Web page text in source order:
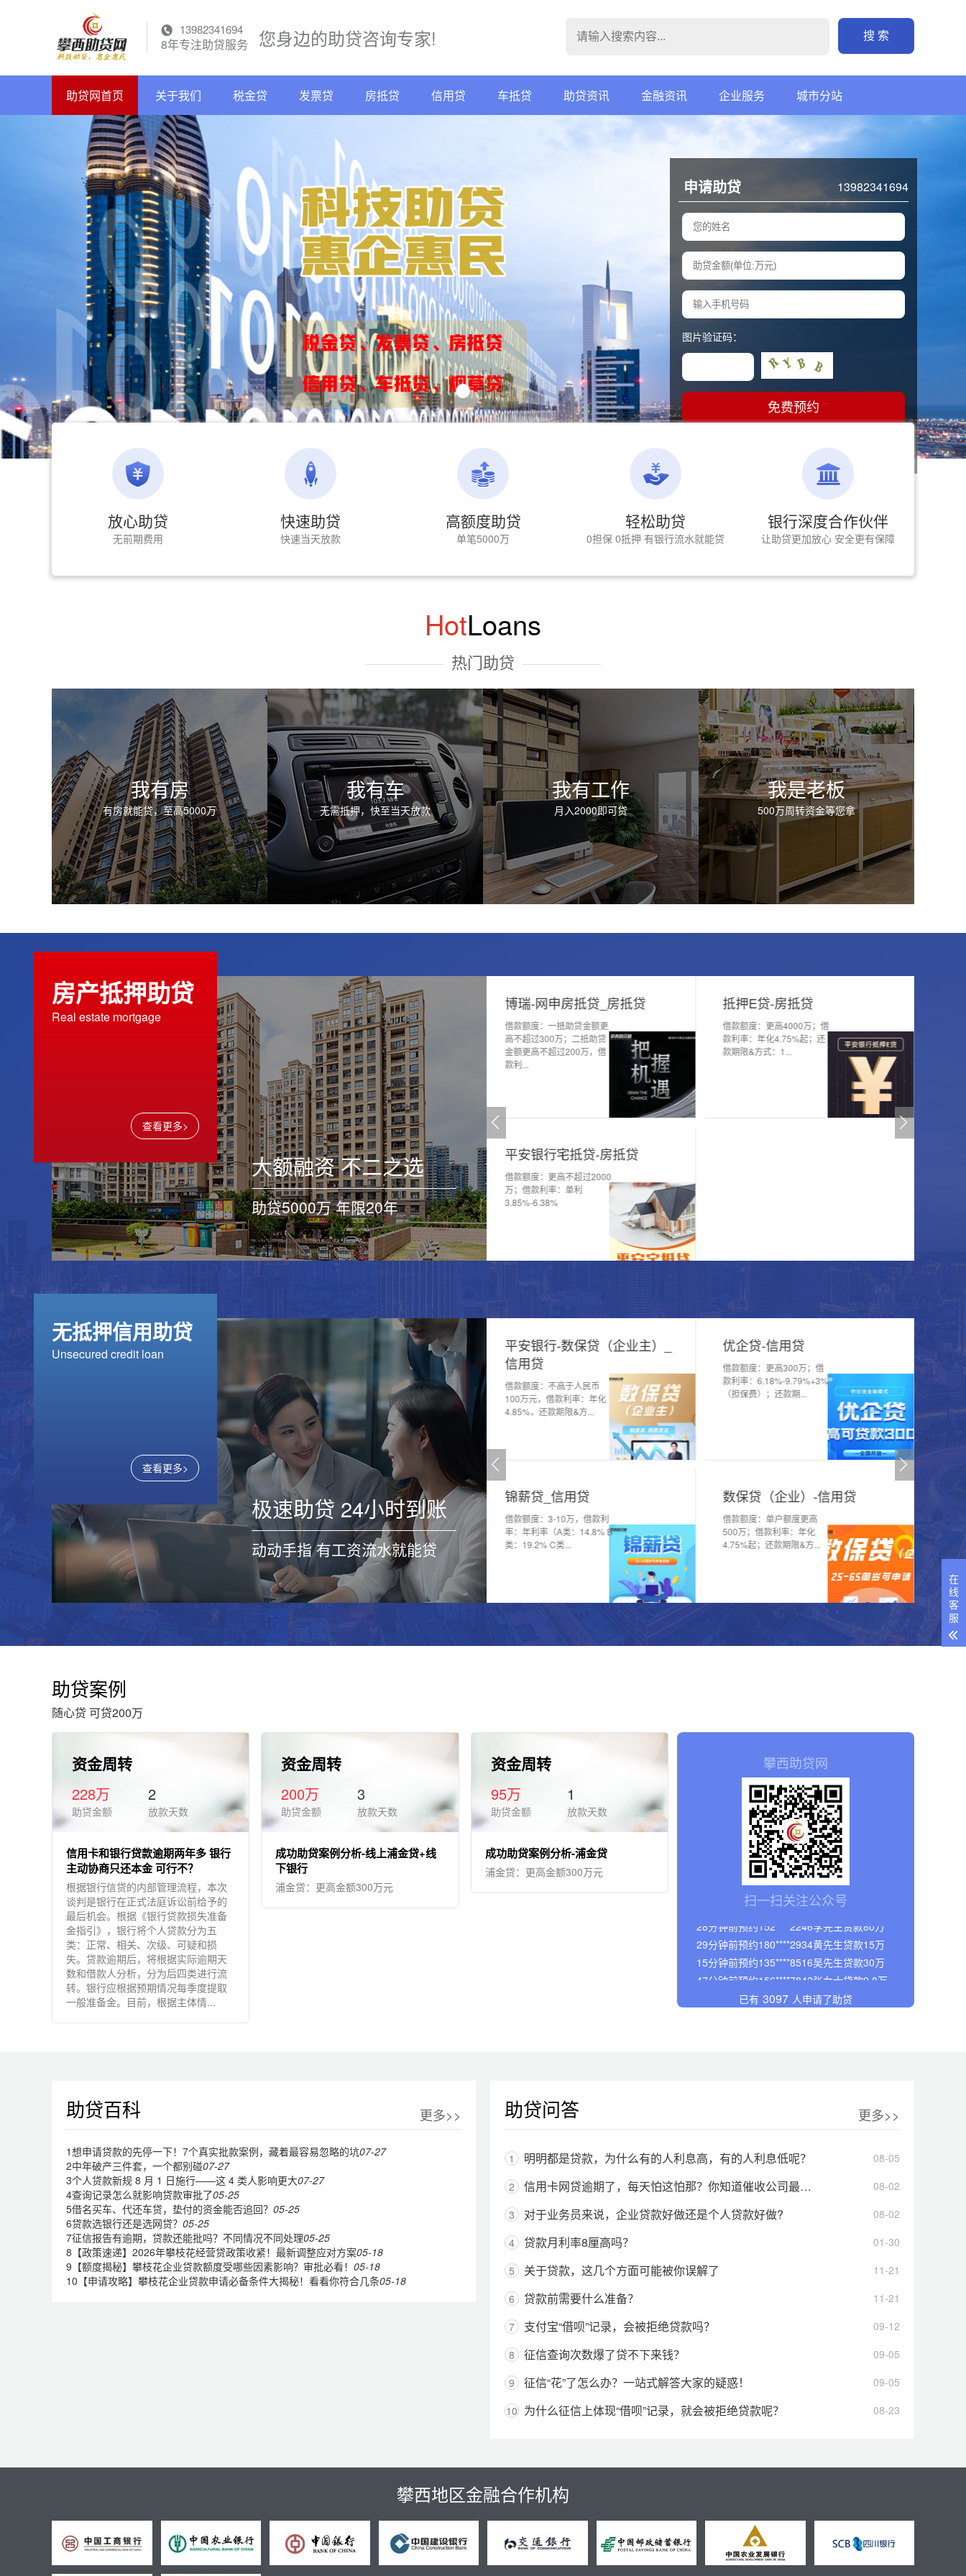
13982341694
8年专注助贷服务 您身边的助贷咨询专家! 搜 索
助贷网首页 关于我们 税金贷 发票贷 房抵贷 信用贷 车抵贷 助贷资讯 金融资讯 企业服务 城市分站
申请助贷 13982341694
图片验证码：
免费预约
放心助贷
无前期费用
快速助贷
快速当天放款
高额度助贷
单笔5000万
轻松助贷
0担保 0抵押 有银行流水就能贷
银行深度合作伙伴
让助贷更加放心 安全更有保障
HotLoans
热门助贷
我有房
有房就能贷，至高5000万
我有车
无需抵押，快至当天放款
我有工作
月入2000即可贷
我是老板
500万周转资金等您拿
房产抵押助贷
Real estate mortgage
查看更多>
大额融资 不二之选
助贷5000万 年限20年
平安银行宅抵贷-房抵贷
借款额度：更高不超过2000
借款额度：更高4000万；借
款利率：年化4.75%起；还
款期限&方式：1...
金控房抵贷-房抵贷
借款额度：1、一抵助贷单
笔不超过300万；二抵助贷
单笔不超过200万2、单户在
公...
国惠惠房贷_房抵货
借款额度：1、一抵单笔不
超过500万；二抵助贷单笔
不超过200万；2、单户不超
5...
博瑞-网申房抵贷_房抵贷
借款额度：一抵助贷金额更
高不超过300万；二抵助贷
金额更高不超过200万，借
款利...
平安银行宅抵贷-房抵贷
借款额度：更高不超过2000
万；借款利率：单利
3.85%-6.38%
抵押E贷-房抵贷
借款额度：更高4000万；借
款利率：年化4.75%起；还
款期限&方式：1...
无抵押信用助贷
Unsecured credit loan
查看更多>
极速助贷 24小时到账
动动手指 有工资流水就能贷
优企贷-信用贷
借款额度：单户额度更高
500万；借款利率：年化
4.75%起；还款期限&方...
平安-新一贷_信用贷
23（含）-55（含）岁（不
满56岁）②进件方案：保
单，按揭房...
百度-烟草贷_信用贷
额度：3万-20万，月息：6
厘-1分2，期限：12期，还
款方式：等额本息。
平安银行-数保贷（企业主）_
信用贷
借款额度：不高于人民币
100万元，借款利率：年化
4.85%，还款期限&方...
锦薪贷_信用贷
借款额度：3-10万，借款利
率：年利率（A类：14.8% B
类：19.2% C类...
优企贷-信用贷
借款额度：更高300万；借
款利率：6.18%-9.79%+3%
（担保费）；还款期...
数保贷（企业）-信用贷
借款额度：单户额度更高
500万；借款利率：年化
4.75%起；还款期限&方...
助贷案例
随心贷 可贷200万
资金周转
228万
助贷金额
2
放款天数
信用卡和银行贷款逾期两年多 银行
主动协商只还本金 可行不？
根据银行信贷的内部管理流程，本次
谈判是银行在正式法庭诉讼前给予的
最后机会。根据《银行贷款损失准备
金指引》，银行将个人贷款分为五
类：正常、相关、次级、可疑和损
失。贷款逾期后，将根据实际逾期天
数和借款人分析，分为后四类进行流
转。银行应根据预期情况每季度提取
一般准备金。目前，根据主体情...
资金周转
200万
助贷金额
3
放款天数
成功助贷案例分析-线上浦金贷+线
下银行
浦金贷：更高金额300万元
资金周转
95万
助贷金额
1
放款天数
成功助贷案例分析-浦金贷
浦金贷：更高金额300万元
攀西助贷网
扫一扫关注公众号
47分钟前预约156****7842张女士贷款9.8万
39分钟前预约134****8951陈先生贷款36万
28分钟前预约152****2246李先生贷款80万
29分钟前预约180****2934黄先生贷款15万
47分钟前预约156****7842张女士贷款9.8万
39分钟前预约134****8951陈先生贷款36万
28分钟前预约152****2246李先生贷款80万
29分钟前预约180****2934黄先生贷款15万
15分钟前预约135****8516吴先生贷款30万
已有 3097 人申请了助贷
助贷百科 更多>>
1想申请贷款的先停一下！7个真实批款案例，藏着最容易忽略的坑07-27
2中年破产三件套，一个都别碰07-27
3个人贷款新规 8 月 1 日施行——这 4 类人影响更大07-27
4查询记录怎么就影响贷款审批了05-25
5借名买车、代还车贷，垫付的资金能否追回？ 05-25
6贷款选银行还是选网贷？ 05-25
7征信报告有逾期，贷款还能批吗？不同情况不同处理05-25
8 【政策速递】2026年攀枝花经营贷政策收紧！最新调整应对方案05-18
9 【额度揭秘】攀枝花企业贷款额度受哪些因素影响？审批必看！ 05-18
10 【申请攻略】攀枝花企业贷款申请必备条件大揭秘！看看你符合几条05-18
助贷问答 更多>>
1 明明都是贷款，为什么有的人利息高，有的人利息低呢？
08-05
2
信用卡网贷逾期了，每天怕这怕那？你知道催收公司最怕什么吗？
08-02
3
对于业务员来说，企业贷款好做还是个人贷款好做?
08-02
4
贷款月利率8厘高吗？
01-30
5
关于贷款，这几个方面可能被你误解了
11-21
6
贷款前需要什么准备？
11-21
7
支付宝“借呗”记录，会被拒绝贷款吗？
09-12
8
征信查询次数爆了贷不下来钱？
09-05
9
征信“花”了怎么办？一站式解答大家的疑惑！
09-05
10 为什么征信上体现“借呗”记录，就会被拒绝贷款呢？ 08-23
攀西地区金融合作机构
在
线
客
服